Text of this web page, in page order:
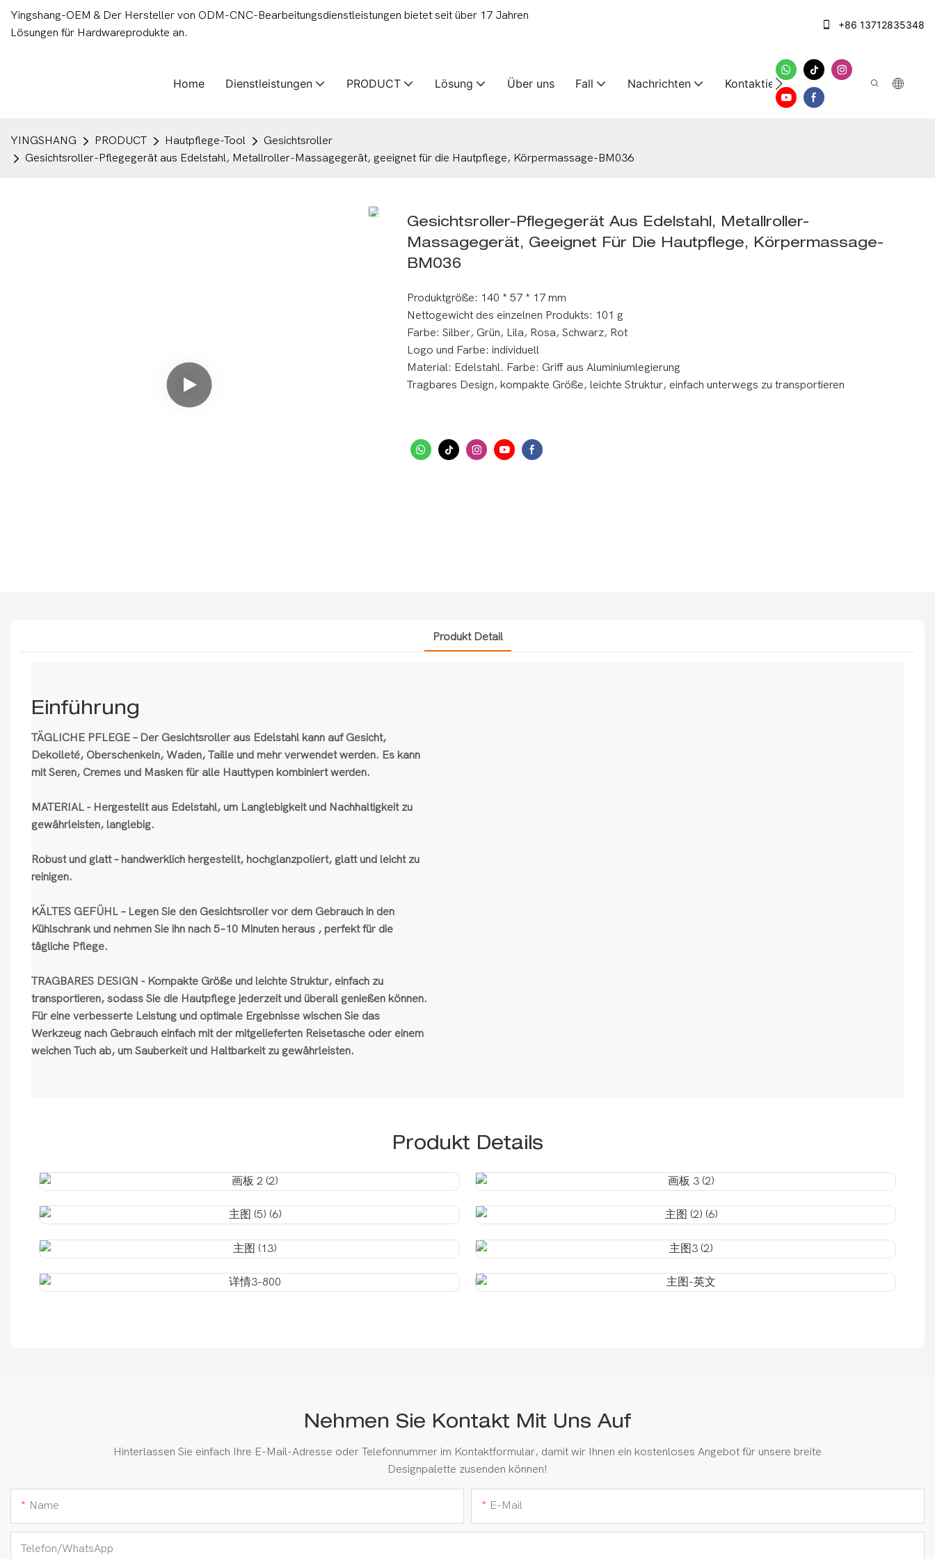
Yingshang-OEM & Der Hersteller von ODM-CNC-Bearbeitungsdienstleistungen bietet seit über 17 Jahren
Lösungen für Hardwareprodukte an.
+86 13712835348
Home Dienstleistungen PRODUCT Lösung Über uns Fall Nachrichten Kontaktieren Sie uns
YINGSHANG PRODUCT Hautpflege-Tool
Gesichtsroller
Gesichtsroller-Pflegegerät aus Edelstahl, Metallroller-Massagegerät, geeignet für die Hautpflege, Körpermassage-BM036
Gesichtsroller-Pflegegerät Aus Edelstahl, Metallroller-
Massagegerät, Geeignet Für Die Hautpflege, Körpermassage-
BM036
Produktgröße: 140 * 57 * 17 mm
Nettogewicht des einzelnen Produkts: 101 g
Farbe: Silber, Grün, Lila, Rosa, Schwarz, Rot
Logo und Farbe: individuell
Material: Edelstahl. Farbe: Griff aus Aluminiumlegierung
Tragbares Design, kompakte Größe, leichte Struktur, einfach unterwegs zu transportieren
Produkt Detail
Einführung
TÄGLICHE PFLEGE – Der Gesichtsroller aus Edelstahl kann auf Gesicht,
Dekolleté, Oberschenkeln, Waden, Taille und mehr verwendet werden. Es kann
mit Seren, Cremes und Masken für alle Hauttypen kombiniert werden.
MATERIAL - Hergestellt aus Edelstahl, um Langlebigkeit und Nachhaltigkeit zu
gewährleisten, langlebig.
Robust und glatt – handwerklich hergestellt, hochglanzpoliert, glatt und leicht zu
reinigen.
KÄLTES GEFÜHL – Legen Sie den Gesichtsroller vor dem Gebrauch in den
Kühlschrank und nehmen Sie ihn nach 5–10 Minuten heraus , perfekt für die
tägliche Pflege.
TRAGBARES DESIGN - Kompakte Größe und leichte Struktur, einfach zu
transportieren, sodass Sie die Hautpflege jederzeit und überall genießen können.
Für eine verbesserte Leistung und optimale Ergebnisse wischen Sie das
Werkzeug nach Gebrauch einfach mit der mitgelieferten Reisetasche oder einem
weichen Tuch ab, um Sauberkeit und Haltbarkeit zu gewährleisten.
Produkt Details
Nehmen Sie Kontakt Mit Uns Auf
Hinterlassen Sie einfach Ihre E-Mail-Adresse oder Telefonnummer im Kontaktformular, damit wir Ihnen ein kostenloses Angebot für unsere breite
Designpalette zusenden können!
Name E-Mail
Telefon/WhatsApp